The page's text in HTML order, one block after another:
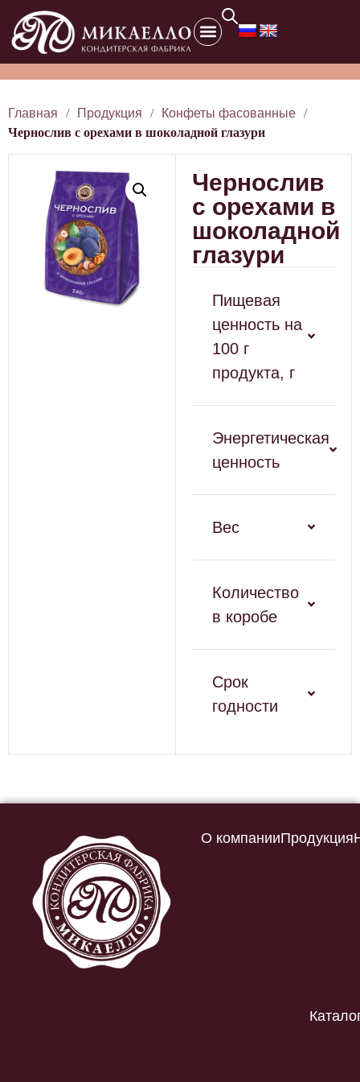
Главная / Продукция / Конфеты фасованные /
Чернослив с орехами в шоколадной глазури
Чернослив
с орехами в
шоколадной
глазури
Пищевая
ценность на
100 г
продукта, г
Энергетическая
ценность
Вес
Количество
в коробе
Срок
годности
О компанииПродукция